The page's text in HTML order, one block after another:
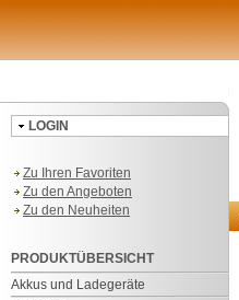
LOGIN
Zu Ihren Favoriten
Zu den Angeboten
Zu den Neuheiten
PRODUKTÜBERSICHT
Akkus und Ladegeräte